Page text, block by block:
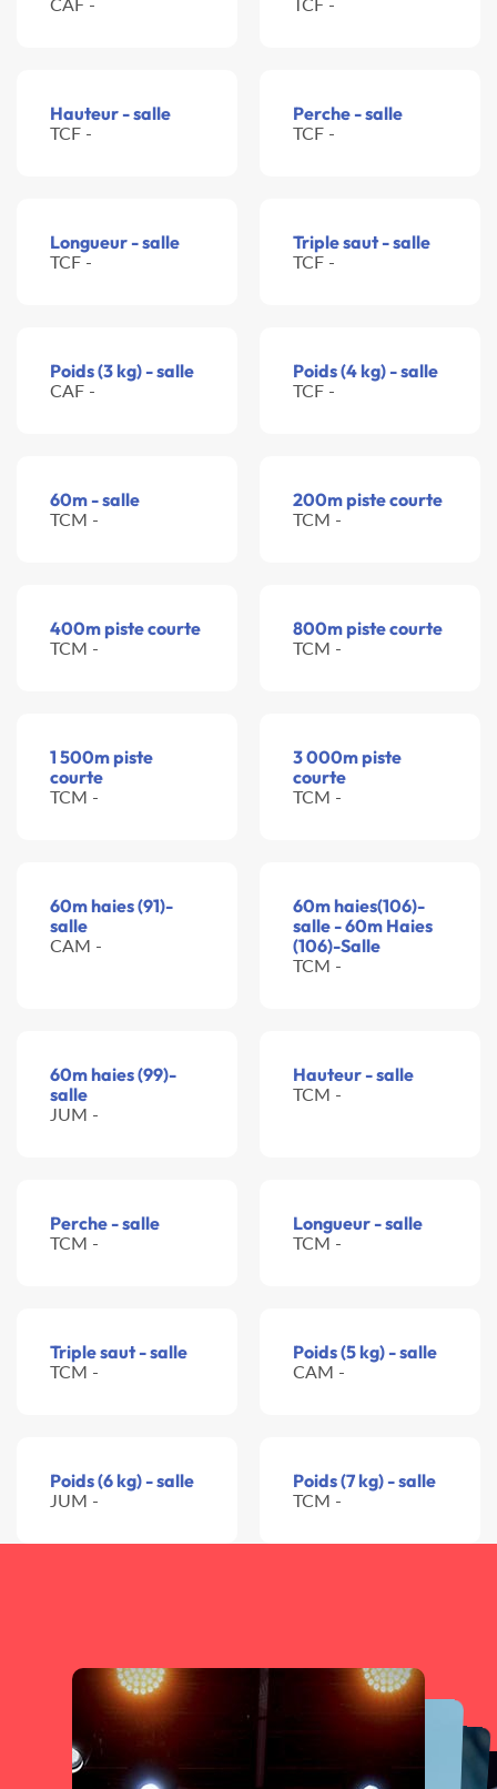
Hauteur - salle
TCF -
Perche - salle
TCF -
Longueur - salle
TCF -
Triple saut - salle
TCF -
Poids (3 kg) - salle
CAF -
Poids (4 kg) - salle
TCF -
60m - salle
TCM -
200m piste courte
TCM -
400m piste courte
TCM -
800m piste courte
TCM -
1 500m piste
courte
TCM -
3 000m piste
courte
TCM -
60m haies (91)-
salle
CAM -
60m haies(106)-
salle - 60m Haies
(106)-Salle
TCM -
60m haies (99)-
salle
JUM -
Hauteur - salle
TCM -
Perche - salle
TCM -
Longueur - salle
TCM -
Triple saut - salle
TCM -
Poids (5 kg) - salle
CAM -
Poids (6 kg) - salle
JUM -
Poids (7 kg) - salle
TCM -